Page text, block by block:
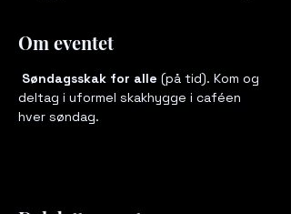
Om eventet
Søndagsskak for alle (på tid). Kom og
deltag i uformel skakhygge i caféen
hver søndag.